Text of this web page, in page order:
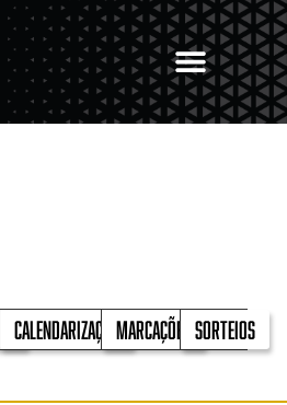
CalendarizaçãoMarcações Sorteios